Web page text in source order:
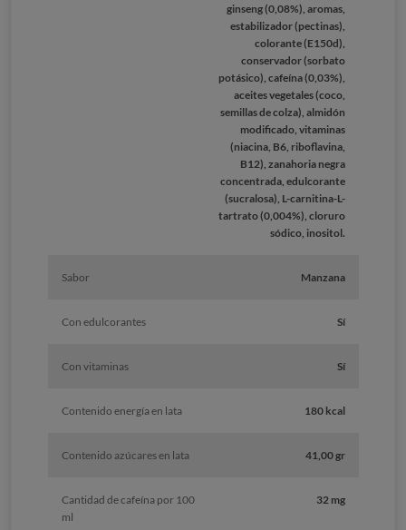
ginseng (0,08%), aromas,
estabilizador (pectinas),
colorante (E150d),
conservador (sorbato
potásico), cafeína (0,03%),
aceites vegetales (coco,
semillas de colza), almidón
modificado, vitaminas
(niacina, B6, riboflavina,
B12), zanahoria negra
concentrada, edulcorante
(sucralosa), L-carnitina-L-
tartrato (0,004%), cloruro
sódico, inositol.
Sabor Manzana
Con edulcorantes Sí
Con vitaminas Sí
Contenido energía en lata 180 kcal
Contenido azúcares en lata 41,00 gr
Cantidad de cafeína por 100
ml
32 mg